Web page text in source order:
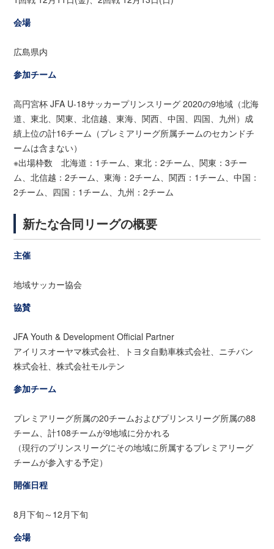
会場
広島県内
参加チーム
高円宮杯 JFA U-18サッカープリンスリーグ 2020の9地域（北海
道、東北、関東、北信越、東海、関西、中国、四国、九州）成
績上位の計16チーム（プレミアリーグ所属チームのセカンドチ
ームは含まない）
※出場枠数 北海道：1チーム、東北：2チーム、関東：3チー
ム、北信越：2チーム、東海：2チーム、関西：1チーム、中国：
2チーム、四国：1チーム、九州：2チーム
新たな合同リーグの概要
主催
地域サッカー協会
協賛
JFA Youth & Development Official Partner
アイリスオーヤマ株式会社、トヨタ自動車株式会社、ニチバン
株式会社、株式会社モルテン
参加チーム
プレミアリーグ所属の20チームおよびプリンスリーグ所属の88
チーム、計108チームが9地域に分かれる
（現行のプリンスリーグにその地域に所属するプレミアリーグ
チームが参入する予定）
開催日程
8月下旬～12月下旬
会場